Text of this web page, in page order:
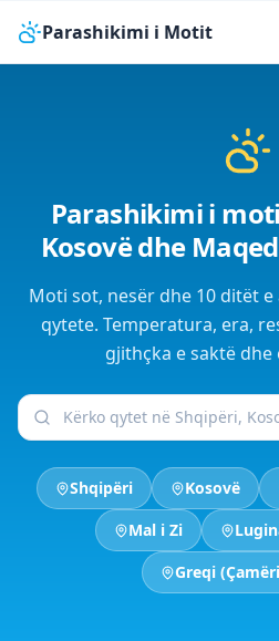
Parashikimi i Motit
Parashikimi i
Kosovë dhe
Moti sot, nesër dhe 10 ditët
qytete. Temperatura, era,
gjithçka e saktë dhe
Shqipëri Kosovë
Mal i Zi
Greqi